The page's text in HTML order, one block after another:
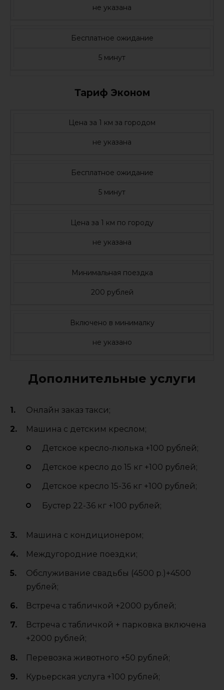
не указана
Бесплатное ожидание
5 минут
Тариф Эконом
Цена за 1 км за городом
не указана
Бесплатное ожидание
5 минут
Цена за 1 км по городу
не указана
Минимальная поездка
200 рублей
Включено в минималку
не указано
Дополнительные услуги
Онлайн заказ такси;
Машина с детским креслом;
Детское кресло-люлька +100 рублей;
Детское кресло до 15 кг +100 рублей;
Детское кресло 15-36 кг +100 рублей;
Бустер 22-36 кг +100 рублей;
Машина с кондиционером;
Междугородние поездки;
Обслуживание свадьбы (4500 р.)+4500
рублей;
Встреча с табличкой +2000 рублей;
Встреча с табличкой + парковка включена
+2000 рублей;
Перевозка животного +50 рублей;
Курьерская услуга +100 рублей;